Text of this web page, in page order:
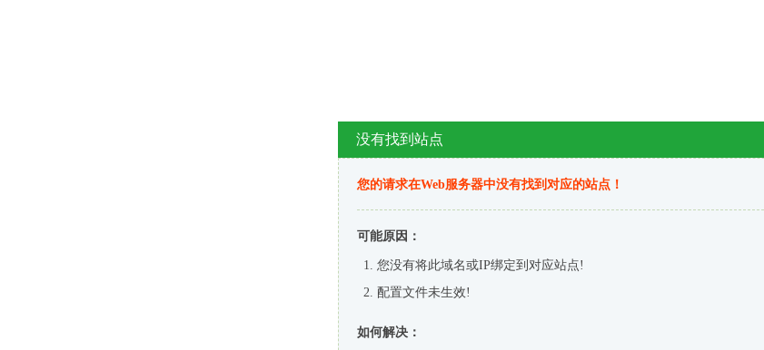
没有找到站点
您的请求在Web服务器中没有找到对应的站点！
可能原因：
您没有将此域名或IP绑定到对应站点!
配置文件未生效!
如何解决：